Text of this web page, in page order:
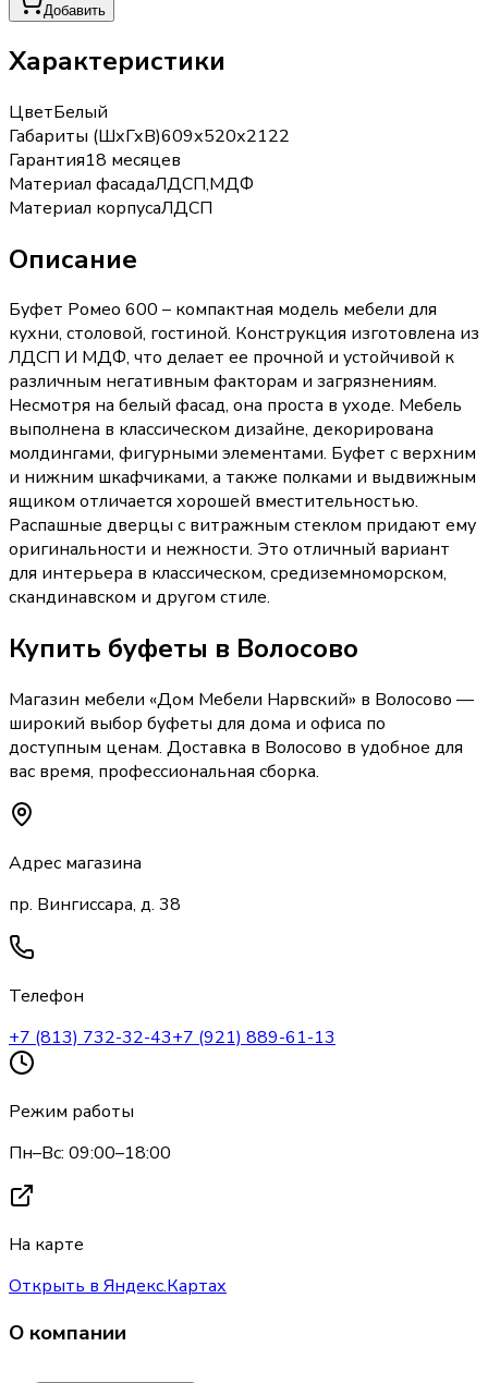
Добавить
Характеристики
ЦветБелый
Габариты (ШхГхВ)609х520х2122
Гарантия18 месяцев
Материал фасадаЛДСП,МДФ
Материал корпусаЛДСП
Описание
Буфет Ромео 600 – компактная модель мебели для
кухни, столовой, гостиной. Конструкция изготовлена из
ЛДСП И МДФ, что делает ее прочной и устойчивой к
различным негативным факторам и загрязнениям.
Несмотря на белый фасад, она проста в уходе. Мебель
выполнена в классическом дизайне, декорирована
молдингами, фигурными элементами. Буфет с верхним
и нижним шкафчиками, а также полками и выдвижным
ящиком отличается хорошей вместительностью.
Распашные дверцы с витражным стеклом придают ему
оригинальности и нежности. Это отличный вариант
для интерьера в классическом, средиземноморском,
скандинавском и другом стиле.
Купить буфеты в Волосово
Магазин мебели «Дом Мебели Нарвский» в Волосово —
широкий выбор буфеты для дома и офиса по
доступным ценам. Доставка в Волосово в удобное для
вас время, профессиональная сборка.
Адрес магазина
пр. Вингиссара, д. 38
Телефон
+7 (813) 732-32-43+7 (921) 889-61-13
Режим работы
Пн–Вс: 09:00–18:00
На карте
Открыть в Яндекс.Картах
О компании